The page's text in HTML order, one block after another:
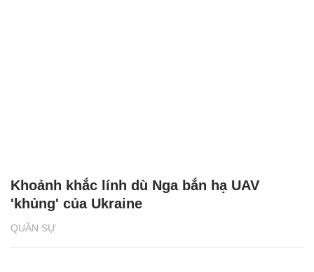
QUÂN SỰ
Khoảnh khắc lính dù Nga bắn hạ UAV
'khủng' của Ukraine